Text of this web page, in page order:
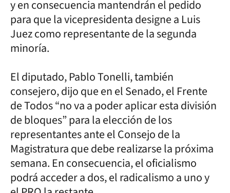
y en consecuencia mantendrán el pedido
para que la vicepresidenta designe a Luis
Juez como representante de la segunda
minoría.
El diputado, Pablo Tonelli, también
consejero, dijo que en el Senado, el Frente
de Todos “no va a poder aplicar esta división
de bloques” para la elección de los
representantes ante el Consejo de la
Magistratura que debe realizarse la próxima
semana. En consecuencia, el oficialismo
podrá acceder a dos, el radicalismo a uno y